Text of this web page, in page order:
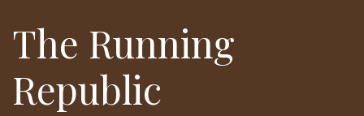
The Running
Republic